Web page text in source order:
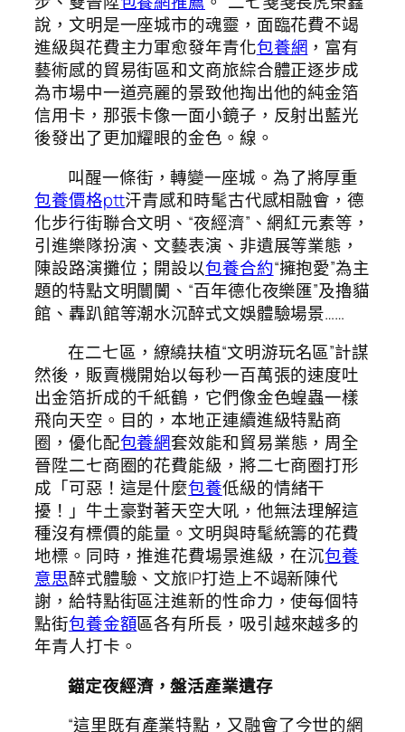
說，文明是一座城市的魂靈，面臨花費不竭
進級與花費主力軍愈發年青化包養網 ，富有
藝術感的貿易街區和文商旅綜合體正逐步成
為市場中一道亮麗的景致他掏出他的純金箔
信用卡，那張卡像一面小鏡子，反射出藍光
後發出了更加耀眼的金色。線。
叫醒一條街，轉變一座城。為了將厚重
包養價格ptt汗青感和時髦古代感相融會，德
化步行街聯合文明、“夜經濟”、網紅元素等，
引進樂隊扮演、文藝表演、非遺展等業態，
陳設路演攤位；開設以包養合約“擁抱愛”為主
題的特點文明闤闠、“百年德化夜樂匯”及擼貓
館、轟趴館等潮水沉醉式文娛體驗場景……
在二七區，繚繞扶植“文明游玩名區”計謀
然後，販賣機開始以每秒一百萬張的速度吐
出金箔折成的千紙鶴，它們像金色蝗蟲一樣
飛向天空。目的，本地正連續進級特點商
圈，優化配包養網套效能和貿易業態，周全
晉陞二七商圈的花費能級，將二七商圈打形
成「可惡！這是什麼包養低級的情緒干
擾！」牛土豪對著天空大吼，他無法理解這
種沒有標價的能量。文明與時髦統籌的花費
地標。同時，推進花費場景進級，在沉包養
意思醉式體驗、文旅IP打造上不竭新陳代
謝，給特點街區注進新的性命力，使每個特
點街包養金額區各有所長，吸引越來越多的
年青人打卡。
錨定夜經濟，盤活產業遺存
“這里既有產業特點，又融會了今世的網